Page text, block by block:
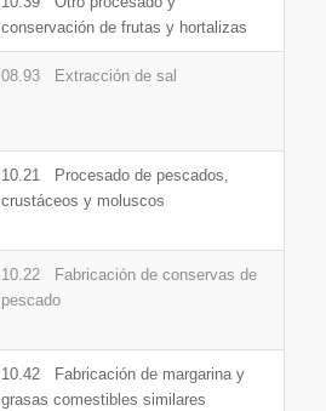
conservación de frutas y hortalizas
08.93 Extracción de sal
10.21 Procesado de pescados,
crustáceos y moluscos
10.22 Fabricación de conservas de
pescado
10.42 Fabricación de margarina y
grasas comestibles similares